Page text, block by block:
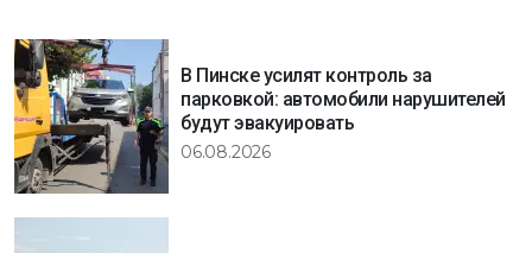
В Пинске усилят контроль за
парковкой: автомобили нарушителей
будут эвакуировать
06.08.2026